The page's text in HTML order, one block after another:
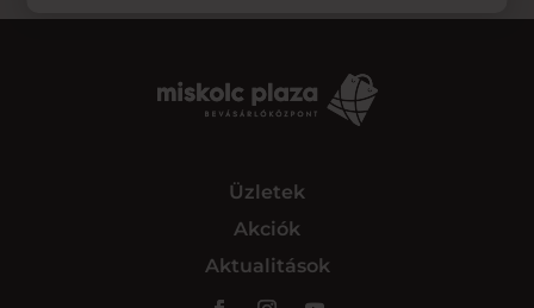
Üzletek
Akciók
Aktualitások